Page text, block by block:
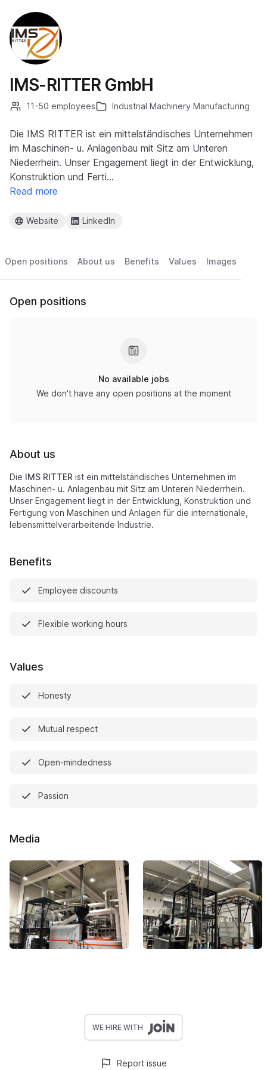
IMS-RITTER GmbH
11-50 employees Industrial Machinery Manufacturing
Die IMS RITTER ist ein mittelständisches Unternehmen
im Maschinen- u. Anlagenbau mit Sitz am Unteren
Niederrhein. Unser Engagement liegt in der Entwicklung,
Konstruktion und Ferti…
Read more
Website LinkedIn
Open positions About us Benefits Values Images
Open positions
No available jobs
We don't have any open positions at the moment
About us
Die IMS RITTER ist ein mittelständisches Unternehmen im
Maschinen- u. Anlagenbau mit Sitz am Unteren Niederrhein.
Unser Engagement liegt in der Entwicklung, Konstruktion und
Fertigung von Maschinen und Anlagen für die internationale,
lebensmittelverarbeitende Industrie.
Benefits
Employee discounts
Flexible working hours
Values
Honesty
Mutual respect
Open-mindedness
Passion
Media
WE HIRE WITH
Report issue